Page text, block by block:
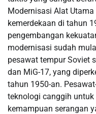
Modernisasi Alat
kemerdekaan di tahun
pengembangan
modernisasi sudah
pesawat tempur Soviet
dan MiG-17, yang
tahun 1950-an.
teknologi canggih
kemampuan serangan